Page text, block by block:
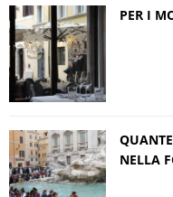
PER I
NELLA